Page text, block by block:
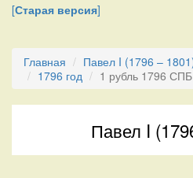
[Старая версия]
Главная Павел I (1796 –
1796 год
1 рубль 1796
Павел I